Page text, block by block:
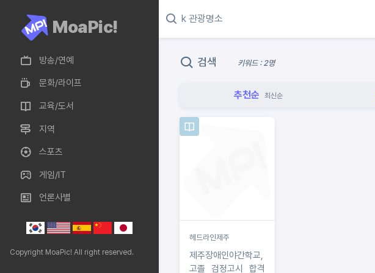
MoaPic!
방송/연예
문화/라이프
교육/도서
지역
스포츠
게임/IT
언론사별
Copyright MoaPic! All right reserved.
검색 키워드 : 2명
추천순 최신순
헤드라인제주
제주장애인야간학교,
고졸 검정고시 합격